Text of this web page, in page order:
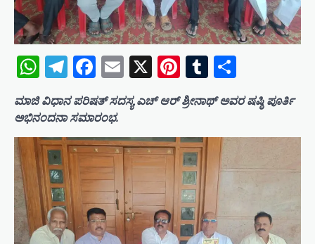
WhatsApp
Telegram
Facebook
Email
X Pinterest
Tumblr
ಮಾಜಿ ವಿಧಾನ ಪರಿಷತ್ ಸದಸ್ಯ ಎಚ್ ಆರ್ ಶ್ರೀನಾಥ್ ಅವರ ಷಷ್ಠಿ ಪೂರ್ತಿ
ಅಭಿನಂದನಾ ಸಮಾರಂಭ.